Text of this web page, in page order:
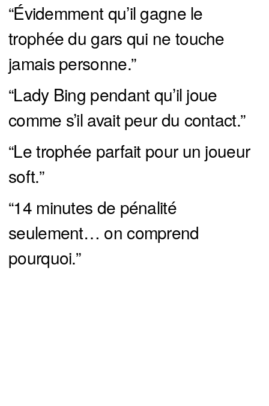
“Évidemment qu’il gagne le
trophée du gars qui ne touche
jamais personne.”
“Lady Bing pendant qu’il joue
comme s’il avait peur du contact.”
“Le trophée parfait pour un joueur
soft.”
“14 minutes de pénalité
seulement… on comprend
pourquoi.”